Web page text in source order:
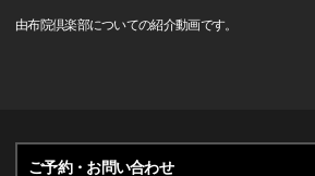
由布院倶楽部についての紹介動画です。
ご予約・お問い合わせ